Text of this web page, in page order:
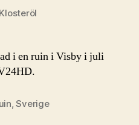
i en ruin i Visby i juli
,Sverige